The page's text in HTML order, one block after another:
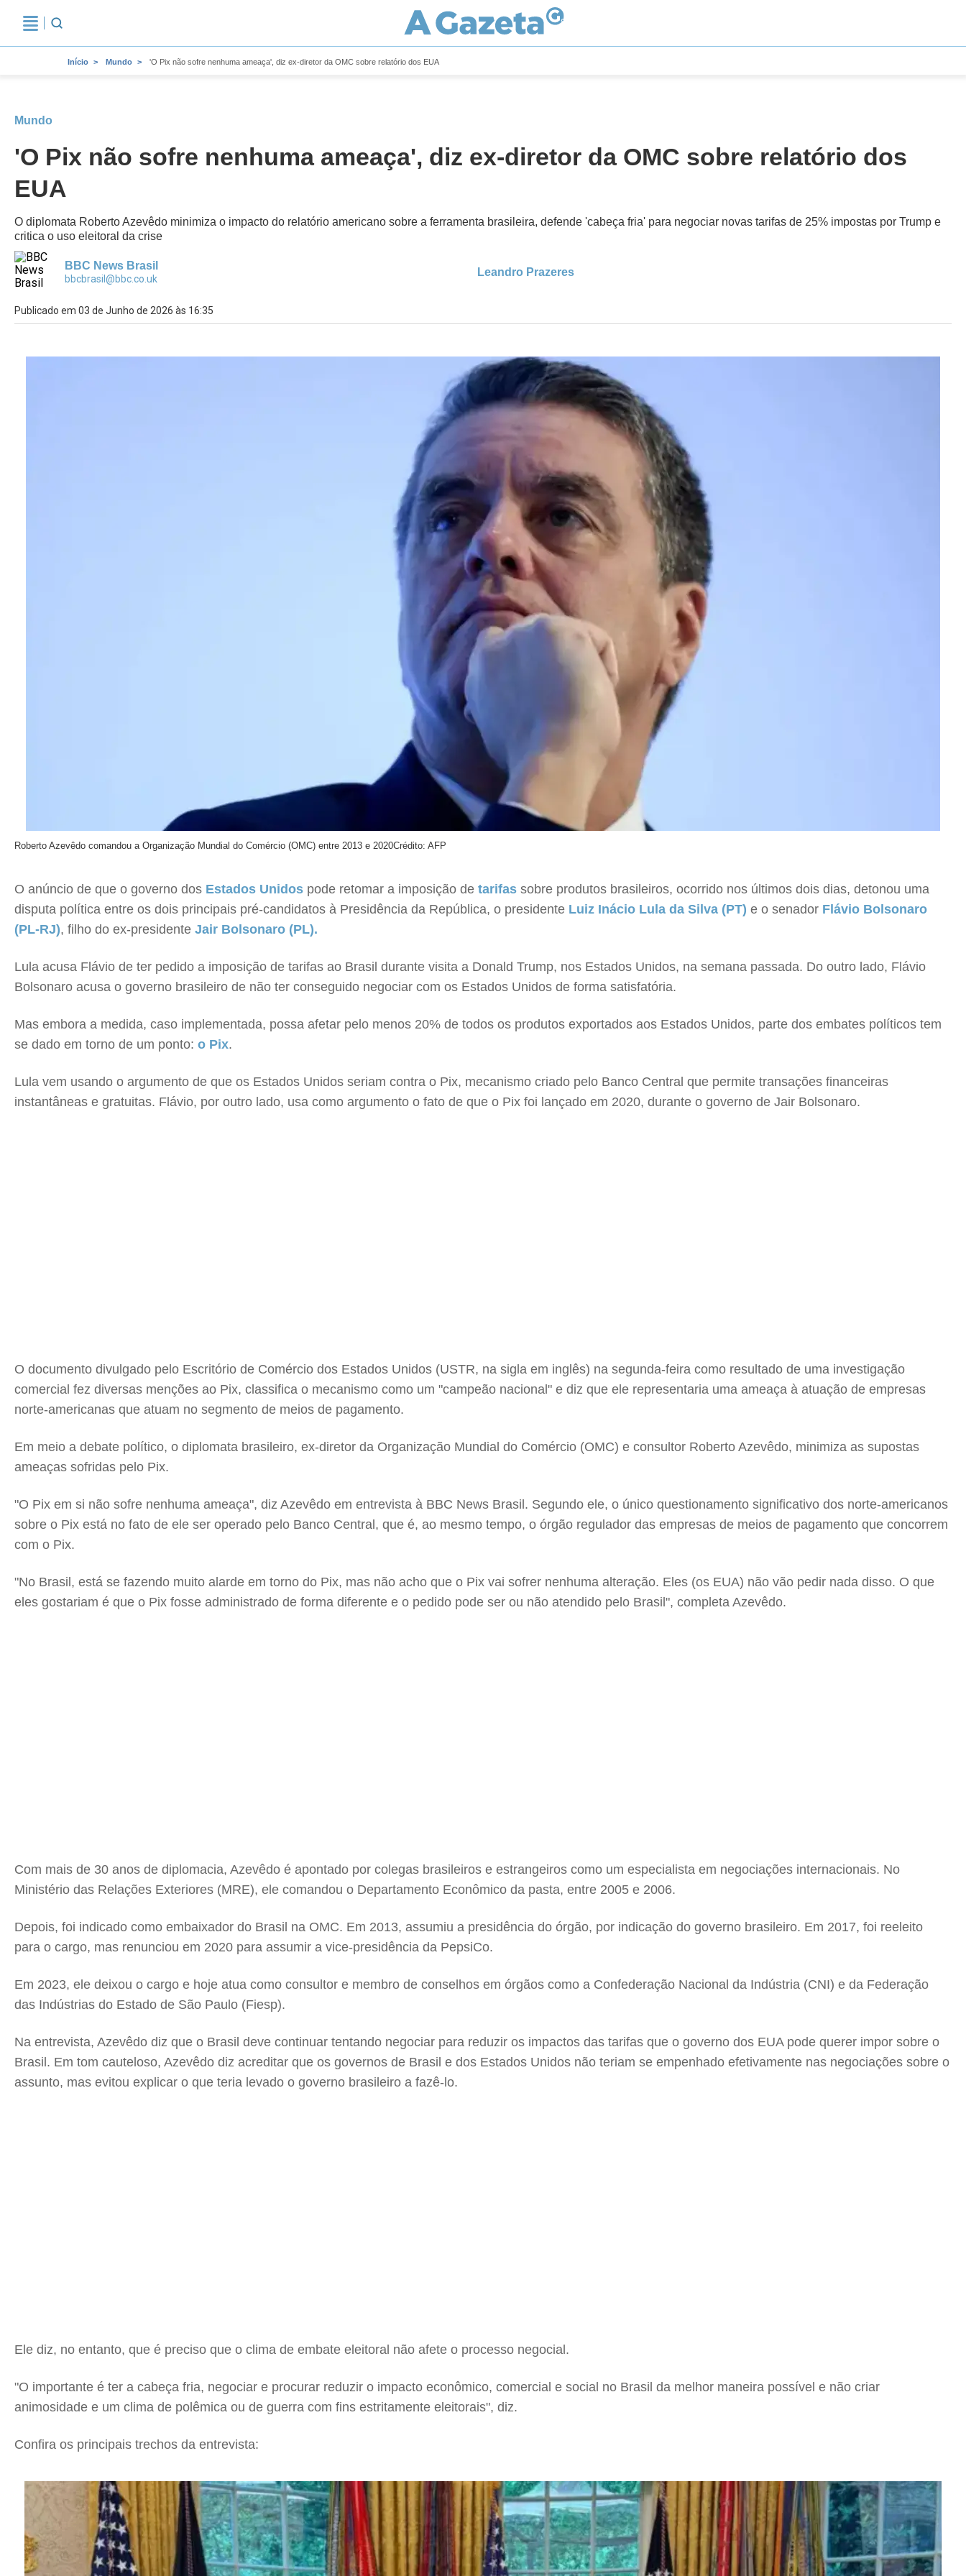
Início Mundo 'O Pix não sofre nenhuma ameaça', diz ex-diretor da OMC sobre relatório dos EUA
Mundo
'O Pix não sofre nenhuma ameaça', diz ex-diretor da OMC sobre relatório dos
EUA
O diplomata Roberto Azevêdo minimiza o impacto do relatório americano sobre a ferramenta brasileira, defende 'cabeça fria' para negociar novas tarifas de 25% impostas por Trump e
critica o uso eleitoral da crise
BBC News Brasil
bbcbrasil@bbc.co.uk
Leandro Prazeres
Publicado em 03 de Junho de 2026 às 16:35
Roberto Azevêdo comandou a Organização Mundial do Comércio (OMC) entre 2013 e 2020Crédito: AFP
O anúncio de que o governo dos Estados Unidos pode retomar a imposição de tarifas sobre produtos brasileiros, ocorrido nos últimos dois dias, detonou uma
disputa política entre os dois principais pré-candidatos à Presidência da República, o presidente Luiz Inácio Lula da Silva (PT) e o senador Flávio Bolsonaro
(PL-RJ), filho do ex-presidente Jair Bolsonaro (PL).
Lula acusa Flávio de ter pedido a imposição de tarifas ao Brasil durante visita a Donald Trump, nos Estados Unidos, na semana passada. Do outro lado, Flávio
Bolsonaro acusa o governo brasileiro de não ter conseguido negociar com os Estados Unidos de forma satisfatória.
Mas embora a medida, caso implementada, possa afetar pelo menos 20% de todos os produtos exportados aos Estados Unidos, parte dos embates políticos tem
se dado em torno de um ponto: o Pix.
Lula vem usando o argumento de que os Estados Unidos seriam contra o Pix, mecanismo criado pelo Banco Central que permite transações financeiras
instantâneas e gratuitas. Flávio, por outro lado, usa como argumento o fato de que o Pix foi lançado em 2020, durante o governo de Jair Bolsonaro.
O documento divulgado pelo Escritório de Comércio dos Estados Unidos (USTR, na sigla em inglês) na segunda-feira como resultado de uma investigação
comercial fez diversas menções ao Pix, classifica o mecanismo como um "campeão nacional" e diz que ele representaria uma ameaça à atuação de empresas
norte-americanas que atuam no segmento de meios de pagamento.
Em meio a debate político, o diplomata brasileiro, ex-diretor da Organização Mundial do Comércio (OMC) e consultor Roberto Azevêdo, minimiza as supostas
ameaças sofridas pelo Pix.
"O Pix em si não sofre nenhuma ameaça", diz Azevêdo em entrevista à BBC News Brasil. Segundo ele, o único questionamento significativo dos norte-americanos
sobre o Pix está no fato de ele ser operado pelo Banco Central, que é, ao mesmo tempo, o órgão regulador das empresas de meios de pagamento que concorrem
com o Pix.
"No Brasil, está se fazendo muito alarde em torno do Pix, mas não acho que o Pix vai sofrer nenhuma alteração. Eles (os EUA) não vão pedir nada disso. O que
eles gostariam é que o Pix fosse administrado de forma diferente e o pedido pode ser ou não atendido pelo Brasil", completa Azevêdo.
Com mais de 30 anos de diplomacia, Azevêdo é apontado por colegas brasileiros e estrangeiros como um especialista em negociações internacionais. No
Ministério das Relações Exteriores (MRE), ele comandou o Departamento Econômico da pasta, entre 2005 e 2006.
Depois, foi indicado como embaixador do Brasil na OMC. Em 2013, assumiu a presidência do órgão, por indicação do governo brasileiro. Em 2017, foi reeleito
para o cargo, mas renunciou em 2020 para assumir a vice-presidência da PepsiCo.
Em 2023, ele deixou o cargo e hoje atua como consultor e membro de conselhos em órgãos como a Confederação Nacional da Indústria (CNI) e da Federação
das Indústrias do Estado de São Paulo (Fiesp).
Na entrevista, Azevêdo diz que o Brasil deve continuar tentando negociar para reduzir os impactos das tarifas que o governo dos EUA pode querer impor sobre o
Brasil. Em tom cauteloso, Azevêdo diz acreditar que os governos de Brasil e dos Estados Unidos não teriam se empenhado efetivamente nas negociações sobre o
assunto, mas evitou explicar o que teria levado o governo brasileiro a fazê-lo.
Ele diz, no entanto, que é preciso que o clima de embate eleitoral não afete o processo negocial.
"O importante é ter a cabeça fria, negociar e procurar reduzir o impacto econômico, comercial e social no Brasil da melhor maneira possível e não criar
animosidade e um clima de polêmica ou de guerra com fins estritamente eleitorais", diz.
Confira os principais trechos da entrevista: